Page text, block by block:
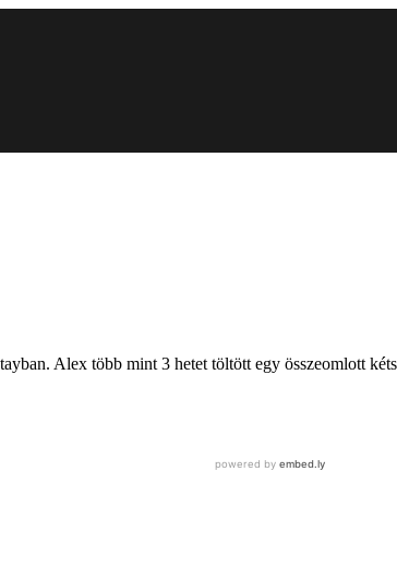
Alex több mint 3 hetet töltött egy összeomlott